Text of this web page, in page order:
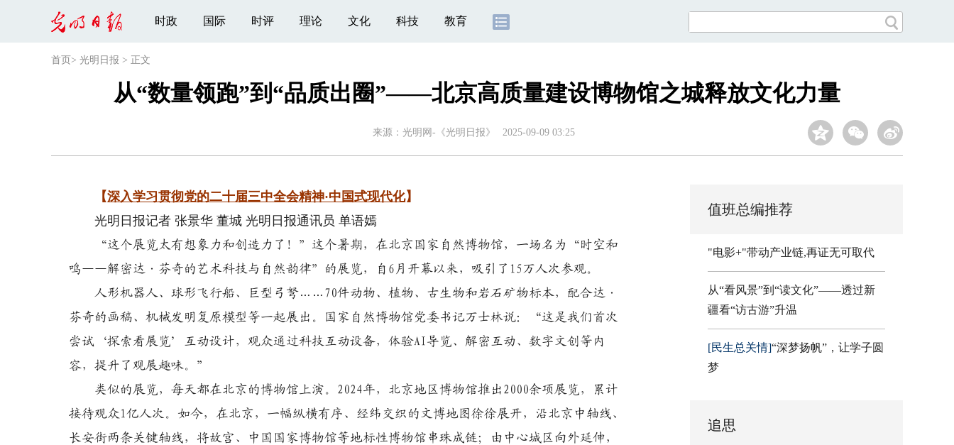
时政 国际 时评 理论 文化 科技 教育
首页 > 光明日报 > 正文
从“数量领跑”到“品质出圈”——北京高质量建设博物馆之城释放文化力量
来源： 光明网-《光明日报》 2025-09-09 03:25
【深入学习贯彻党的二十届三中全会精神·中国式现代化】
光明日报记者 张景华 董城 光明日报通讯员 单语嫣
“这个展览太有想象力和创造力了！”这个暑期，在北京国家自然博物馆，一场名为“时空和
鸣——解密达·芬奇的艺术科技与自然韵律”的展览，自6月开幕以来，吸引了15万人次参观。
人形机器人、球形飞行船、巨型弓弩……70件动物、植物、古生物和岩石矿物标本，配合达·
芬奇的画稿、机械发明复原模型等一起展出。国家自然博物馆党委书记万士林说：“这是我们首次
尝试‘探索看展览’互动设计，观众通过科技互动设备，体验AI导览、解密互动、数字文创等内
容，提升了观展趣味。”
类似的展览，每天都在北京的博物馆上演。2024年，北京地区博物馆推出2000余项展览，累计
接待观众1亿人次。如今，在北京，一幅纵横有序、经纬交织的文博地图徐徐展开，沿北京中轴线、
长安街两条关键轴线，将故宫、中国国家博物馆等地标性博物馆串珠成链；由中心城区向外延伸，
值班总编推荐
"电影+"带动产业链,再证无可取代
从“看风景”到“读文化”——透过新
疆看“访古游”升温
[民生总关情]“深梦扬帆”，让学子圆
梦
追思